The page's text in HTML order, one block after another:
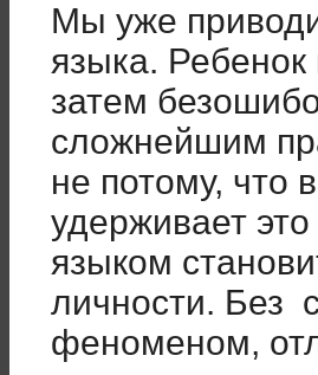
Мы уже
языка. Ребенок
затем
сложнейшим
не потому, что
удерживает
языком
личности. Без
феноменом,